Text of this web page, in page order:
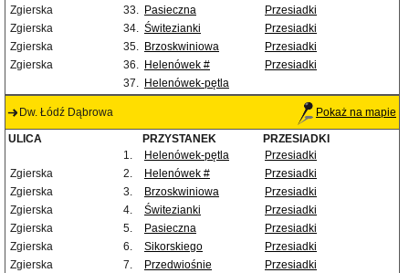
Zgierska
33. Pasieczna
Przesiadki
Zgierska
34. Świtezianki
Przesiadki
Zgierska
35. Brzoskwiniowa
Przesiadki
Zgierska
36. Helenówek #
Przesiadki
37. Helenówek-pętla
Dw. Łódź Dąbrowa Pokaż na mapie
ULICA PRZYSTANEK
PRZESIADKI
1.
Helenówek-pętla
Przesiadki
Zgierska
2. Helenówek #
Przesiadki
Zgierska
3. Brzoskwiniowa
Przesiadki
Zgierska
4. Świtezianki
Przesiadki
Zgierska
5. Pasieczna
Przesiadki
Zgierska
6. Sikorskiego
Przesiadki
Zgierska
7. Przedwiośnie
Przesiadki